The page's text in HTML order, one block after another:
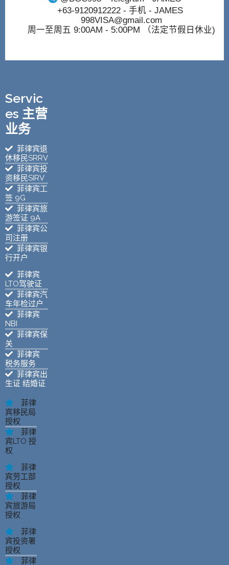
+63-9120912222- 手机 - JAMES
998VISA@gmail.com
周一至周五 9:00AM - 5:00PM （法定节假日休业)
Servic
es 主营
业务
菲律宾退
休移民SRRV
菲律宾投
资移民SIRV
菲律宾工
签 9G
菲律宾旅
游签证 9A
菲律宾公
司注册
菲律宾银
行开户
菲律宾
LTO驾驶证
菲律宾汽
车年检过户
菲律宾
NBI
菲律宾保
关
菲律宾
税务服务
菲律宾出
生证 结婚证
菲律
宾移民局
授权
菲律
宾LTO 授
权
菲律
宾劳工部
授权
菲律
宾旅游局
授权
菲律
宾投资署
授权
菲律